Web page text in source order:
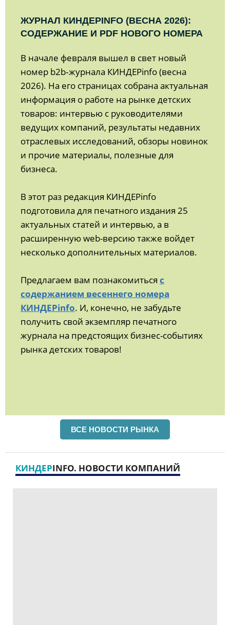
ЖУРНАЛ КИНДЕРINFO (ВЕСНА 2026):
СОДЕРЖАНИЕ И PDF НОВОГО НОМЕРА
В начале февраля вышел в свет новый
номер b2b‑журнала КИНДЕРinfo (весна
2026). На его страницах собрана актуальная
информация о работе на рынке детских
товаров: интервью с руководителями
ведущих компаний, результаты недавних
отраслевых исследований, обзоры новинок
и прочие материалы, полезные для
бизнеса.
В этот раз редакция КИНДЕРinfo
подготовила для печатного издания 25
актуальных статей и интервью, а в
расширенную web-версию также войдет
несколько дополнительных материалов.
Предлагаем вам познакомиться с
содержанием весеннего номера
КИНДЕРinfo. И, конечно, не забудьте
получить свой экземпляр печатного
журнала на предстоящих бизнес-событиях
рынка детских товаров!
ВСЕ НОВОСТИ РЫНКА
КИНДЕРINFO. НОВОСТИ КОМПАНИЙ